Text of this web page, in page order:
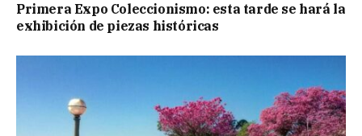
Primera Expo Coleccionismo: esta tarde se hará la
exhibición de piezas históricas